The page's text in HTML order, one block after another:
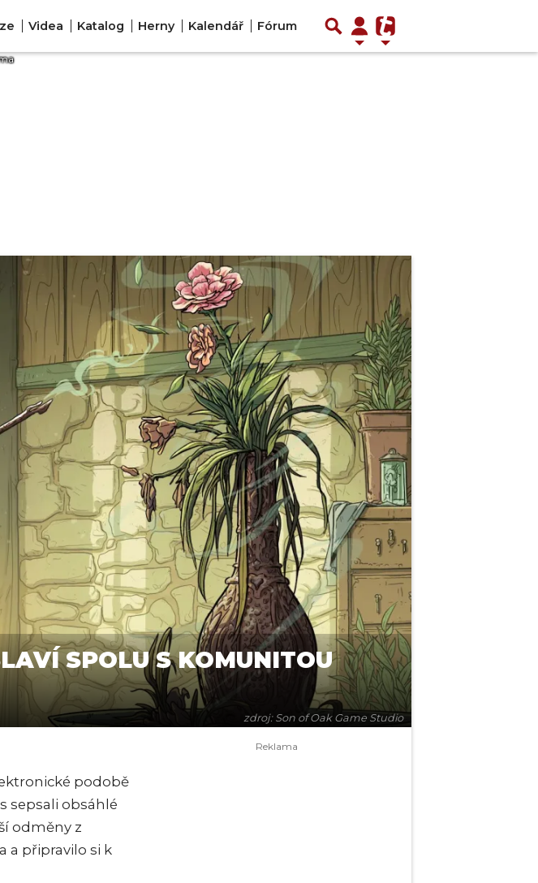
Videa Katalog Herny Kalendář Fórum
zdroj: Son of Oak Game Studio
SPOLU S KOMUNITOU
podobě
sepsali obsáhlé
odměny z
a připravilo si k